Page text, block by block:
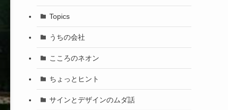
Topics
うちの会社
こころのネオン
ちょっとヒント
サインとデザインのムダ話